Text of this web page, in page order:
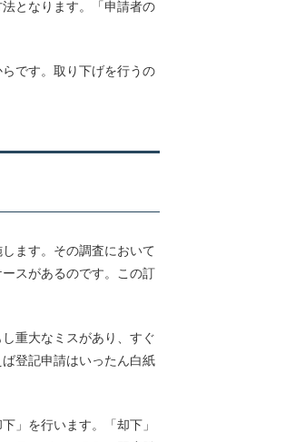
となります。「申請者の
です。取り下げを行うの
ます。その調査において
スがあるのです。この訂
重大なミスがあり、すぐ
登記申請はいったん白紙
」を行います。「却下」